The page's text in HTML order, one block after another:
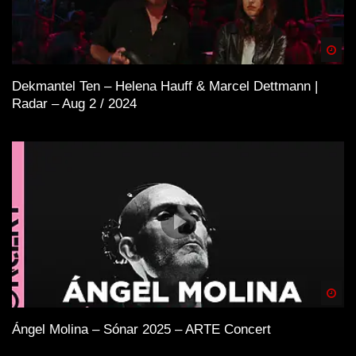
Dekmantel Ten – Helena Hauff & Marcel Dettmann |
Radar – Aug 2 / 2024
Ángel Molina – Sónar 2025 – ARTE Concert